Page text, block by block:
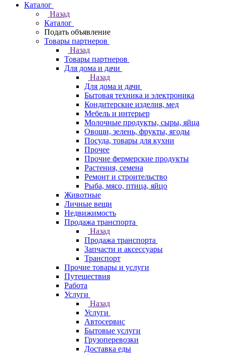
Каталог
Назад
Каталог
Подать объявление
Товары партнеров
Назад
Товары партнеров
Для дома и дачи
Назад
Для дома и дачи
Бытовая техника и электроника
Кондитерские изделия, мед
Мебель и интерьер
Молочные продукты, сыры, яйца
Овощи, зелень, фрукты, ягоды
Посуда, товары для кухни
Прочее
Прочие фермерские продукты
Растения, семена
Ремонт и строительство
Рыба, мясо, птица, яйцо
Животные
Личные вещи
Недвижимость
Продажа транспорта
Назад
Продажа транспорта
Запчасти и аксессуары
Транспорт
Прочие товары и услуги
Путешествия
Работа
Услуги
Назад
Услуги
Автосервис
Бытовые услуги
Грузоперевозки
Доставка еды